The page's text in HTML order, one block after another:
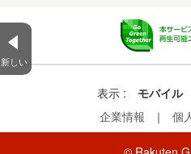
新しい
表示 : モバイル
企業情報
｜ 個